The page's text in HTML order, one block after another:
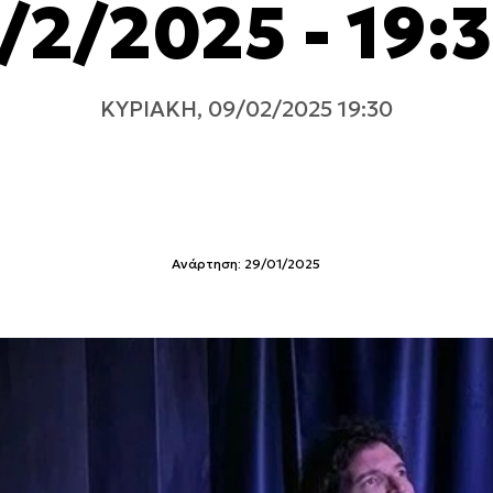
2025 -
ΚΥΡΙΑΚΉ, 09/02/2025 19:30
Ανάρτηση: 29/01/2025